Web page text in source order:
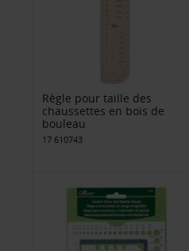
Règle pour taille des
chaussettes en bois de
bouleau
17 610743